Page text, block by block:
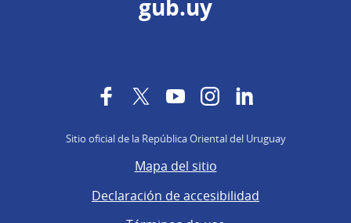
gub.uy
FacebookTwitterYouTubeInstagram
Sitio oficial de la República Oriental del Uruguay
Mapa del sitio
Declaración de accesibilidad